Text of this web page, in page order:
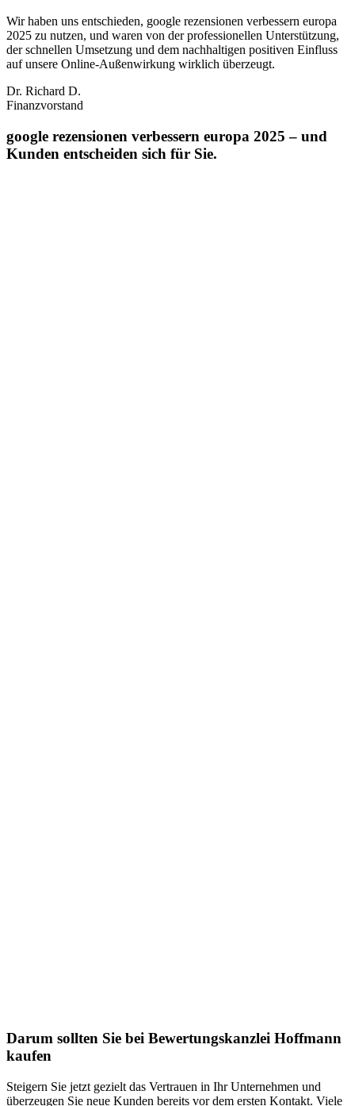
Wir haben uns entschieden, google rezensionen verbessern europa
2025 zu nutzen, und waren von der professionellen Unterstützung,
der schnellen Umsetzung und dem nachhaltigen positiven Einfluss
auf unsere Online‑Außenwirkung wirklich überzeugt.
Dr. Richard D.
Finanzvorstand
google rezensionen verbessern europa 2025 – und
Kunden entscheiden sich für Sie.
Darum sollten Sie bei Bewertungskanzlei Hoffmann
kaufen
Steigern Sie jetzt gezielt das Vertrauen in Ihr Unternehmen und
überzeugen Sie neue Kunden bereits vor dem ersten Kontakt. Viele